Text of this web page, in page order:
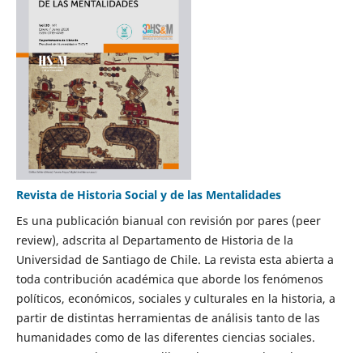
Revista de Historia Social y de las Mentalidades
Es una publicación bianual con revisión por pares (peer
review), adscrita al Departamento de Historia de la
Universidad de Santiago de Chile. La revista esta abierta a
toda contribución académica que aborde los fenómenos
políticos, económicos, sociales y culturales en la historia, a
partir de distintas herramientas de análisis tanto de las
humanidades como de las diferentes ciencias sociales.